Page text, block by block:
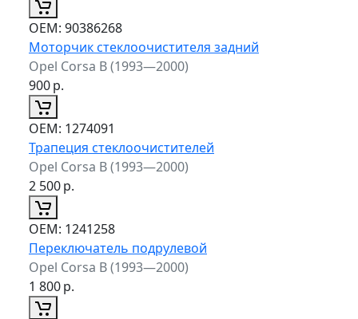
ОЕМ: 90386268
Моторчик стеклоочистителя задний
Opel Corsa B (1993—2000)
900р.
ОЕМ: 1274091
Трапеция стеклоочистителей
Opel Corsa B (1993—2000)
2 500р.
ОЕМ: 1241258
Переключатель подрулевой
Opel Corsa B (1993—2000)
1 800р.